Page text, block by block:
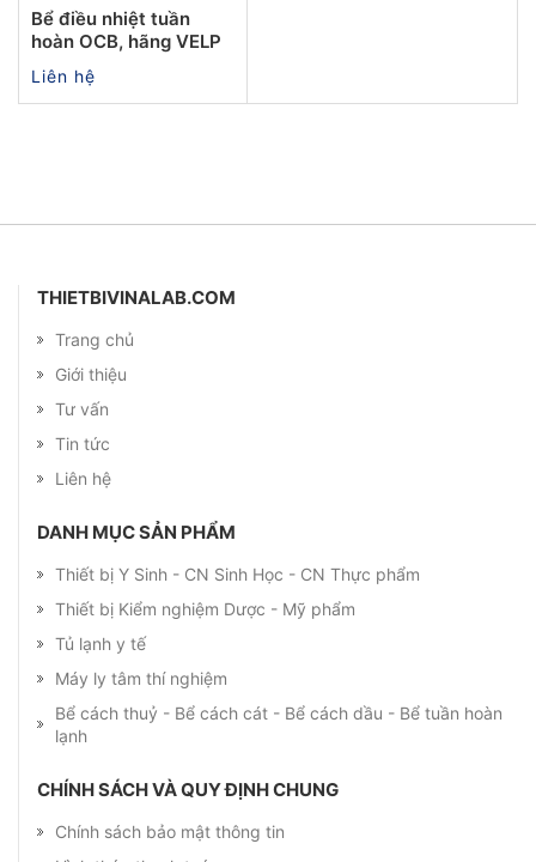
Bể điều nhiệt tuần
hoàn OCB, hãng VELP
Liên hệ
THIETBIVINALAB.COM
Trang chủ
Giới thiệu
Tư vấn
Tin tức
Liên hệ
DANH MỤC SẢN PHẨM
Thiết bị Y Sinh - CN Sinh Học - CN Thực phẩm
Thiết bị Kiểm nghiệm Dược - Mỹ phẩm
Tủ lạnh y tế
Máy ly tâm thí nghiệm
Bể cách thuỷ - Bể cách cát - Bể cách dầu - Bể tuần hoàn
lạnh
CHÍNH SÁCH VÀ QUY ĐỊNH CHUNG
Chính sách bảo mật thông tin